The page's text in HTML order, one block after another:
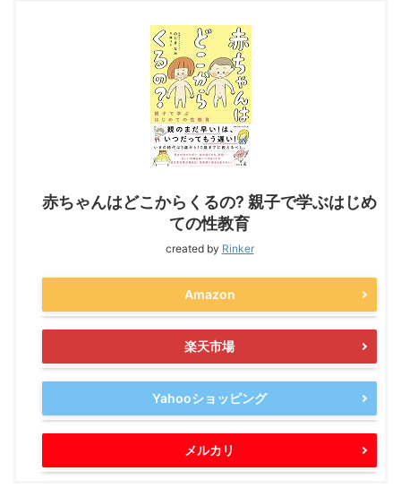
赤ちゃんはどこからくるの? 親子で学ぶはじめ
ての性教育
created by Rinker
Amazon
楽天市場
Yahooショッピング
メルカリ